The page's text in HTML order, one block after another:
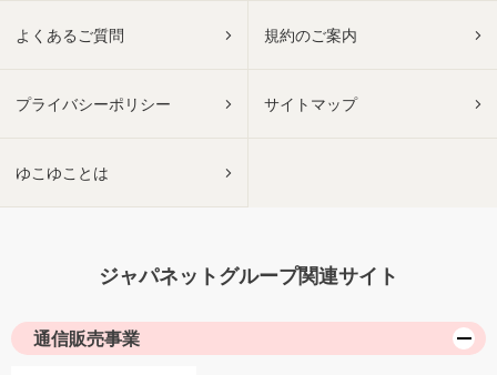
よくあるご質問 規約のご案内
プライバシーポリシー サイトマップ
ゆこゆことは
ジャパネットグループ関連サイト
通信販売事業